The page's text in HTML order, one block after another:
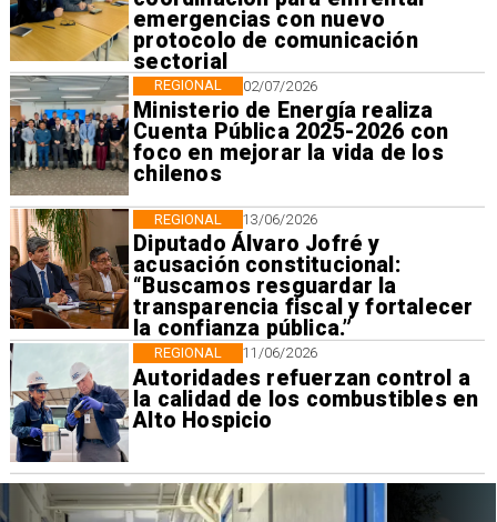
emergencias con nuevo
protocolo de comunicación
sectorial
02/07/2026
Ministerio de Energía realiza
Cuenta Pública 2025-2026 con
foco en mejorar la vida de los
chilenos
REGIONAL
13/06/2026
Diputado Álvaro Jofré y
acusación constitucional:
“Buscamos resguardar la
transparencia fiscal y fortalecer
la confianza pública.”
REGIONAL
11/06/2026
Autoridades refuerzan control a
la calidad de los combustibles en
Alto Hospicio
REGIONAL